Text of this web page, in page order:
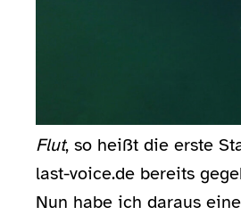
Flut, so heißt die erste
last-voice.de bereits
Nun habe ich daraus